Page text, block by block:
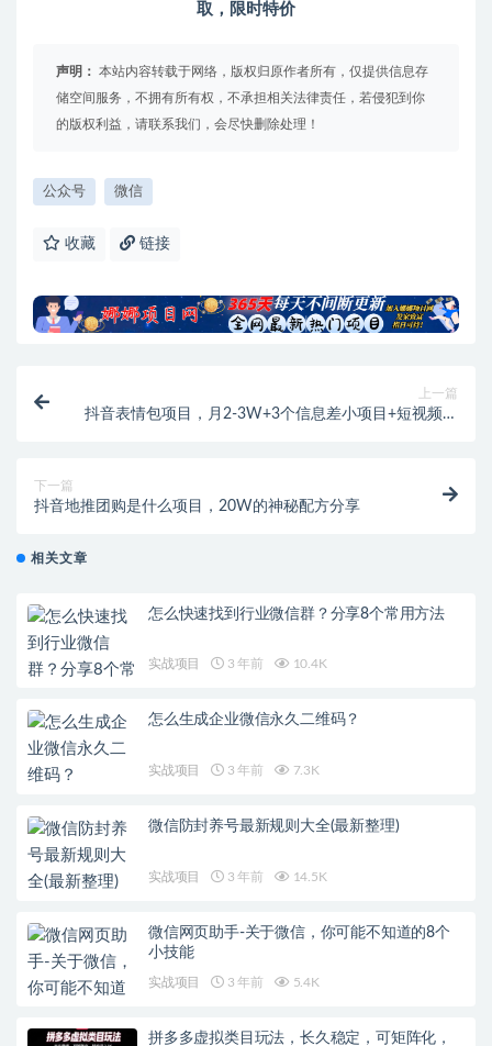
取，限时特价
声明： 本站内容转载于网络，版权归原作者所有，仅提供信息存
储空间服务，不拥有所有权，不承担相关法律责任，若侵犯到你
的版权利益，请联系我们，会尽快删除处理！
公众号 微信
收藏 链接
上一篇
抖音表情包项目，月2-3W+3个信息差小项目+短视频培
下一篇
抖音地推团购是什么项目，20W的神秘配方分享
相关文章
怎么快速找到行业微信群？分享8个常用方法
实战项目 3 年前 10.4K
怎么生成企业微信永久二维码？
实战项目 3 年前 7.3K
微信防封养号最新规则大全(最新整理)
实战项目 3 年前 14.5K
微信网页助手-关于微信，你可能不知道的8个
小技能
实战项目 3 年前 5.4K
拼多多虚拟类目玩法，长久稳定，可矩阵化，